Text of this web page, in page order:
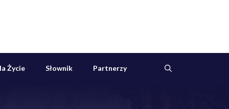
Życie Słownik Partnerzy